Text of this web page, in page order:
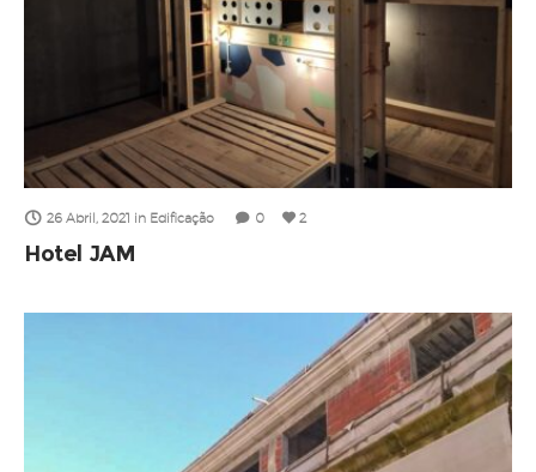
26 Abril, 2021 in Edificação 0 2
Hotel JAM